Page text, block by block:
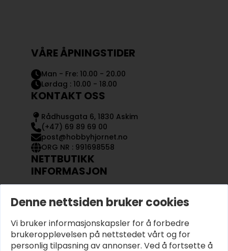
VÅRE ÅPNINGSTIDER
Man - Fre: 10.00 - 20.00
Lørdag : 10.00 - 18.00
KONTAKT OSS
Rådhusgata 6, 1830 Askim
(+47) 69 89 69 00
post@hobbyhjornet.no
ORG NR : 991698558
NETTBUTIKK
INFORMASJON
OM OSS
KJØPSVILKÅR OG BETINGELSER
PERSONVERN
Denne nettsiden bruker cookies
Vi bruker informasjonskapsler for å forbedre
brukeropplevelsen på nettstedet vårt og for
personlig tilpasning av annonser. Ved å fortsette å